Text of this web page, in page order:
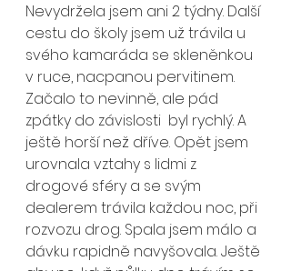
Nevydržela jsem ani 2 týdny. Další
cestu do školy jsem už trávila u
svého kamaráda se skleněnkou
v ruce, nacpanou pervitinem.
Začalo to nevinně, ale pád
zpátky do závislosti  byl rychlý. A
ještě horší než dříve. Opět jsem
urovnala vztahy s lidmi z
drogové sféry a se svým
dealerem trávila každou noc, při
rozvozu drog. Spala jsem málo a
dávku rapidně navyšovala. Ještě